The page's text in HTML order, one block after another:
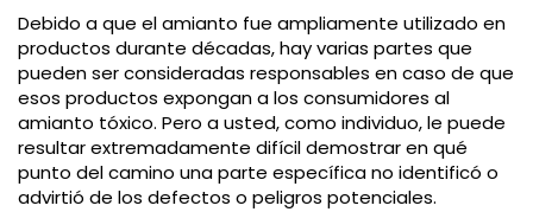
Debido a que el amianto fue ampliamente utilizado en
productos durante décadas, hay varias partes que
pueden ser consideradas responsables en caso de que
esos productos expongan a los consumidores al
amianto tóxico. Pero a usted, como individuo, le puede
resultar extremadamente difícil demostrar en qué
punto del camino una parte específica no identificó o
advirtió de los defectos o peligros potenciales.